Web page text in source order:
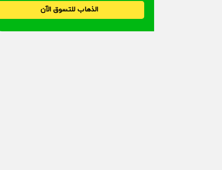
الذهاب للتسوق الآن